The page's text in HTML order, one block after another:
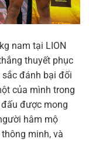
nam tại LION
thuyết phục
sắc đánh bại đối
của mình trong
được mong
hâm mộ
minh, và